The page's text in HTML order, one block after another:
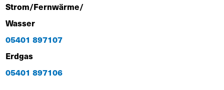
Strom/Fernwärme/
Wasser
05401 897107
Erdgas
05401 897106